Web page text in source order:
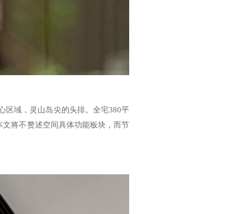
区域，灵山岛尖的头排。全宅380平
文将不赘述空间具体功能板块，而节